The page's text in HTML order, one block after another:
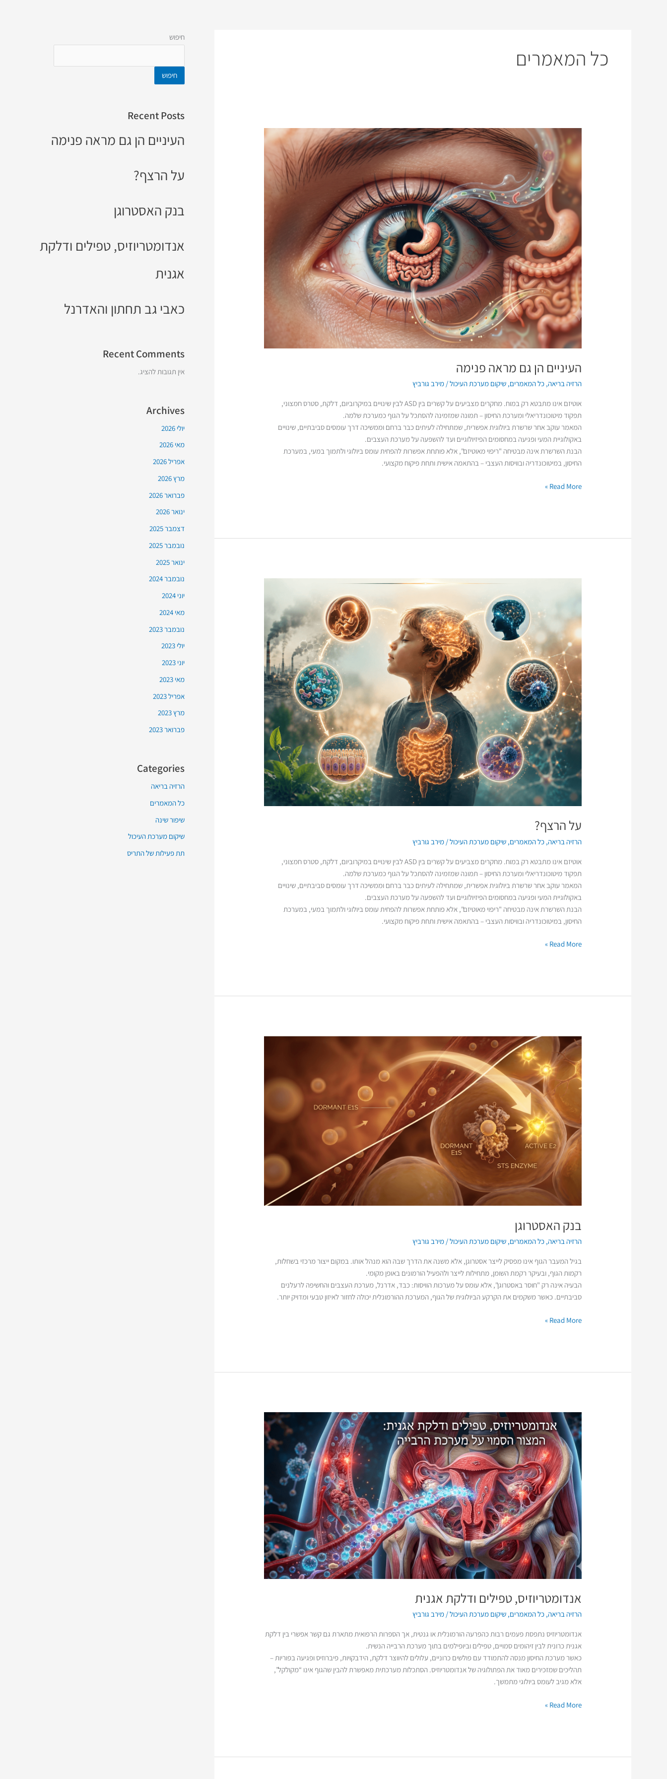
כל המאמרים
העיניים הן גם מראה פנימה
הרזיה בריאה,כל המאמרים,שיקום מערכת העיכול/מירב גורביץ
אוטיזם אינו מתבטא רק במוח. מחקרים מצביעים על קשרים בין ASD לבין שינויים במיקרוביום, דלקת, סטרס חמצוני,
תפקוד מיטוכונדריאלי ומערכת החיסון – תמונה שמזמינה להסתכל על הגוף כמערכת שלמה.
המאמר עוקב אחר שרשרת ביולוגית אפשרית, שמתחילה לעיתים כבר ברחם וממשיכה דרך עומסים סביבתיים, שינויים
באקולוגיית המעי ופגיעה במחסומים הפיזיולוגיים ועד להשפעה על מערכת העצבים.
הבנת השרשרת אינה מבטיחה "ריפוי מאוטיזם", אלא פותחת אפשרות להפחית עומס ביולוגי ולתמוך במעי, במערכת
החיסון, במיטוכונדריה ובוויסות העצבי – בהתאמה אישית ותחת פיקוח מקצועי.
העיניים
הן
גם
מראה
פנימה
Read More »
על הרצף?
הרזיה בריאה,כל המאמרים,שיקום מערכת העיכול/מירב גורביץ
אוטיזם אינו מתבטא רק במוח. מחקרים מצביעים על קשרים בין ASD לבין שינויים במיקרוביום, דלקת, סטרס חמצוני,
תפקוד מיטוכונדריאלי ומערכת החיסון – תמונה שמזמינה להסתכל על הגוף כמערכת שלמה.
המאמר עוקב אחר שרשרת ביולוגית אפשרית, שמתחילה לעיתים כבר ברחם וממשיכה דרך עומסים סביבתיים, שינויים
באקולוגיית המעי ופגיעה במחסומים הפיזיולוגיים ועד להשפעה על מערכת העצבים.
הבנת השרשרת אינה מבטיחה "ריפוי מאוטיזם", אלא פותחת אפשרות להפחית עומס ביולוגי ולתמוך במעי, במערכת
החיסון, במיטוכונדריה ובוויסות העצבי – בהתאמה אישית ותחת פיקוח מקצועי.
Read More »
בנק האסטרוגן
הרזיה בריאה,כל המאמרים,שיקום מערכת העיכול/מירב גורביץ
בגיל המעבר הגוף אינו מפסיק לייצר אסטרוגן, אלא משנה את הדרך שבה הוא מנהל אותו. במקום ייצור מרכזי בשחלות,
רקמות הגוף, ובעיקר רקמת השומן, מתחילות לייצר ולהפעיל הורמונים באופן מקומי.
הבעיה אינה רק "חוסר באסטרוגן", אלא עומס על מערכות הוויסות: כבד, אדרנל, מערכת העצבים והחשיפה לרעלנים
סביבתיים. כאשר משקמים את הקרקע הביולוגית של הגוף, המערכת ההורמונלית יכולה לחזור לאיזון טבעי ומדויק יותר.
בנק
האסטרוגן
Read More »
אנדומטריוזיס, טפילים ודלקת אגנית
הרזיה בריאה,כל המאמרים,שיקום מערכת העיכול/מירב גורביץ
אנדומטריוזיס נתפסת פעמים רבות כהפרעה הורמונלית או גנטית, אך הספרות הרפואית מתארת גם קשר אפשרי בין דלקת
אגנית כרונית לבין זיהומים סמויים, טפילים וביופילמים בתוך מערכת הרבייה הנשית.
כאשר מערכת החיסון מנסה להתמודד עם פולשים כרוניים, עלולים להיווצר דלקת, הידבקויות, פיברוזיס ופגיעה בפוריות –
תהליכים שמזכירים מאוד את הפתולוגיה של אנדומטריוזיס. הסתכלות מערכתית מאפשרת להבין שהגוף אינו “מקולקל”,
אלא מגיב לעומס ביולוגי מתמשך.
אנדומטריוזיס,
טפילים
ודלקת
אגנית
Read More »
חיפוש
חיפוש
Recent Posts
העיניים הן גם מראה פנימה
על הרצף?
בנק האסטרוגן
אנדומטריוזיס, טפילים ודלקת
אגנית
כאבי גב תחתון והאדרנל
Recent Comments
אין תגובות להציג.
Archives
יולי 2026
מאי 2026
אפריל 2026
מרץ 2026
פברואר 2026
ינואר 2026
דצמבר 2025
נובמבר 2025
ינואר 2025
נובמבר 2024
יוני 2024
מאי 2024
נובמבר 2023
יולי 2023
יוני 2023
מאי 2023
אפריל 2023
מרץ 2023
פברואר 2023
Categories
הרזיה בריאה
כל המאמרים
שיפור שינה
שיקום מערכת העיכול
תת פעילות של התריס